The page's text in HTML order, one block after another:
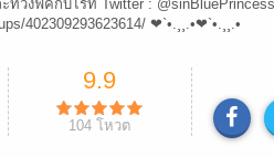
ะทวงฟิคกับไรท์ Twitter :
402309293623614/ ❤`•.¸¸.•❤`•.¸¸.•
9.9
104 โหวต